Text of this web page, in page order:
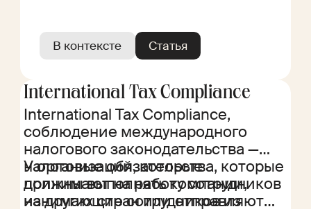
В контексте Статья
International Tax Compliance
International Tax Compliance,
соблюдение международного
налогового законодательства —
налоговые обязательства, которые
должны выполнять компании,
нанимающие сотрудников из
У организаций, которые
принимают на работу сотрудников
из других стран или отправляют